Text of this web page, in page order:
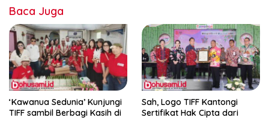
Baca Juga
‘Kawanua Sedunia’ Kunjungi
TIFF sambil Berbagi Kasih di
Sah, Logo TIFF Kantongi
Sertifikat Hak Cipta dari